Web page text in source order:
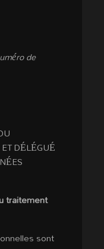
de
DÉLÉGUÉ
traitement
sont